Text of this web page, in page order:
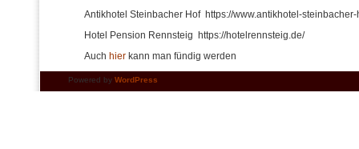
Antikhotel Steinbacher Hof https://www.antikhotel-steinbacher-
Hotel Pension Rennsteig https://hotelrennsteig.de/
Auch hier kann man fündig werden
Powered by WordPress